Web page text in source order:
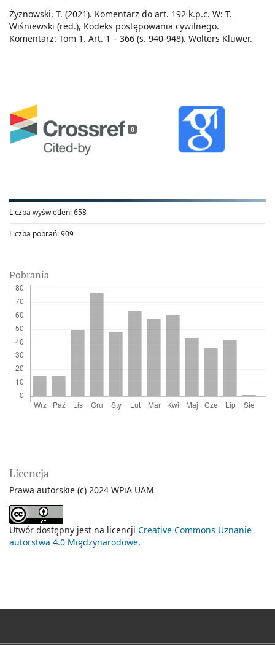
0
Liczba wyświetleń:658
Liczba pobrań:909
Pobrania
Żyznowski, T. (2021). Komentarz do art. 192 k.p.c. W: T.
Wiśniewski (red.), Kodeks postępowania cywilnego.
Komentarz: Tom 1. Art. 1 – 366 (s. 940-948). Wolters Kluwer.
Licencja
Prawa autorskie (c) 2024 WPiA UAM
Utwór dostępny jest na licencji Creative Commons Uznanie
autorstwa 4.0 Międzynarodowe.